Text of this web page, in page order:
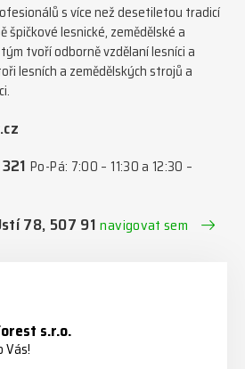
s více než desetiletou tradicí
špičkové lesnické, zemědělské a
tvoří odborně vzdělaní lesníci a
lesních a zemědělských strojů a
Po-Pá: 7:00 – 11:30 a 12:30 –
78, 507 91navigovat sem
s.r.o.
Vás!